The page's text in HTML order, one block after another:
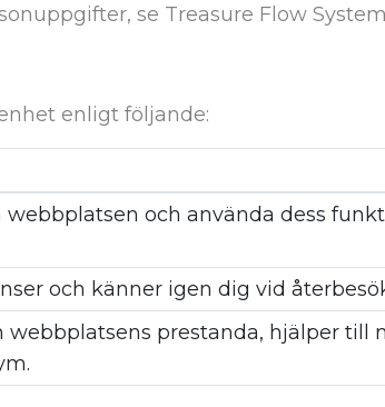
se Treasure Flow
enligt följande:
och använda dess
och känner igen dig vid
webbplatsens prestanda, hjälper